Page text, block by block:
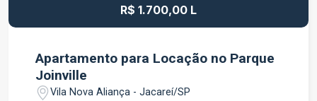
R$ 1.700,00 L
Apartamento para Locação no Parque
Joinville
Vila Nova Aliança - Jacareí/SP